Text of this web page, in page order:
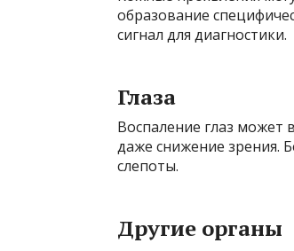
образование
сигнал для диагностики.
Глаза
Воспаление глаз может
даже снижение зрения.
слепоты.
Другие органы